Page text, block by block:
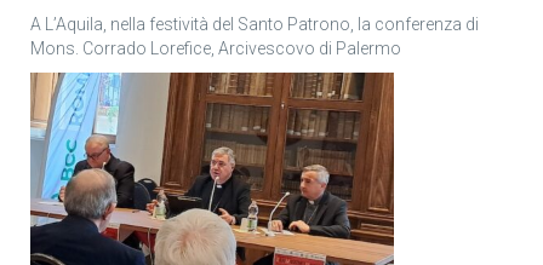
A L’Aquila, nella festività del Santo Patrono, la conferenza di
Mons. Corrado Lorefice, Arcivescovo di Palermo